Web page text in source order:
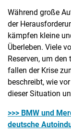
Während große
der
kämpfen kleine
Überleben. Viele
Reserven, um
fallen der Krise
beschreibt, wie
dieser Situation
>>> BMW und
deutsche